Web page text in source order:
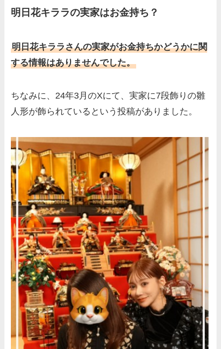
明日花キララの実家はお金持ち？
明日花キララさんの実家がお金持ちかどうかに関
する情報はありませんでした。
ちなみに、24年3月のXにて、実家に7段飾りの雛
人形が飾られているという投稿がありました。